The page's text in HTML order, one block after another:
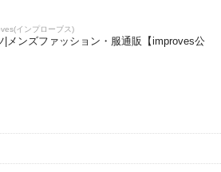
インプローブス)
|メンズファッション・服通販【improves公